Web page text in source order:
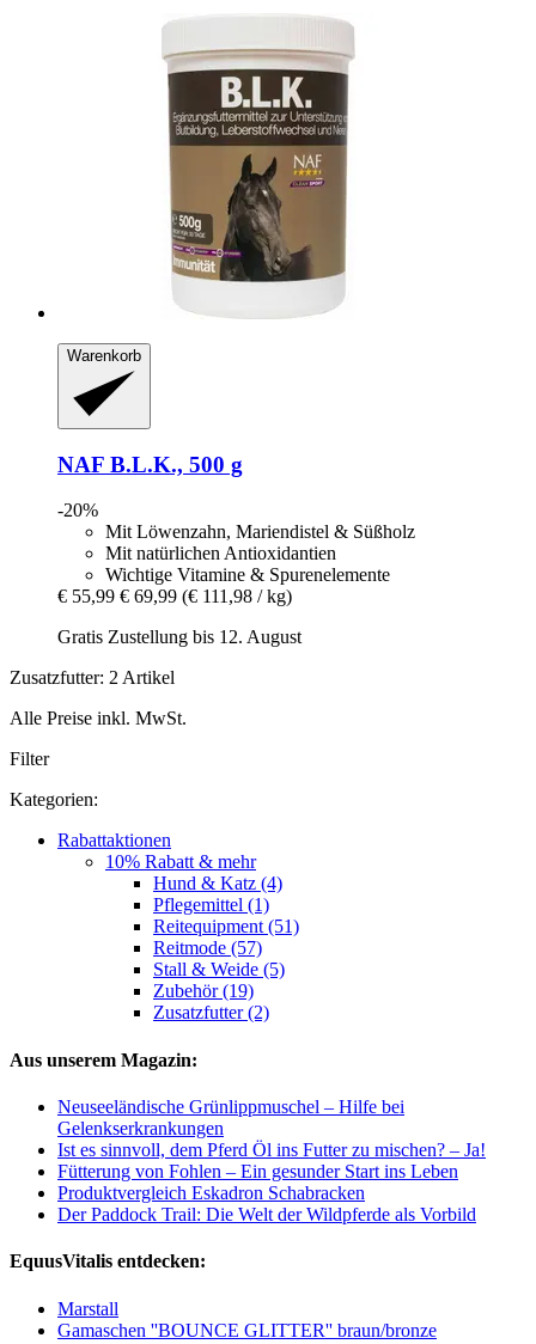
Warenkorb
NAF B.L.K., 500 g
-20%
Mit Löwenzahn, Mariendistel & Süßholz
Mit natürlichen Antioxidantien
Wichtige Vitamine & Spurenelemente
€ 55,99 € 69,99 (€ 111,98 / kg)
Gratis Zustellung bis 12. August
Zusatzfutter: 2 Artikel
Alle Preise inkl. MwSt.
Filter
Kategorien:
Rabattaktionen
10% Rabatt & mehr
Hund & Katz (4)
Pflegemittel (1)
Reitequipment (51)
Reitmode (57)
Stall & Weide (5)
Zubehör (19)
Zusatzfutter (2)
Aus unserem Magazin:
Neuseeländische Grünlippmuschel – Hilfe bei
Gelenkserkrankungen
Ist es sinnvoll, dem Pferd Öl ins Futter zu mischen? – Ja!
Fütterung von Fohlen – Ein gesunder Start ins Leben
Produktvergleich Eskadron Schabracken
Der Paddock Trail: Die Welt der Wildpferde als Vorbild
EquusVitalis entdecken:
Marstall
Gamaschen ''BOUNCE GLITTER'' braun/bronze